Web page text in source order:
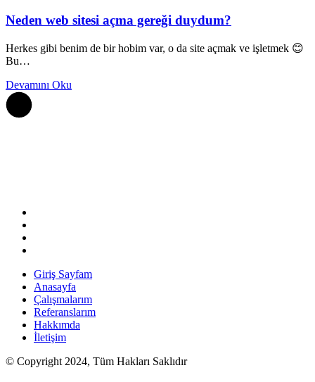
Neden web sitesi açma gereği duydum?
Herkes gibi benim de bir hobim var, o da site açmak ve işletmek 😊
Bu…
Devamını Oku
Giriş Sayfam
Anasayfa
Çalışmalarım
Referanslarım
Hakkımda
İletişim
© Copyright 2024, Tüm Hakları Saklıdır